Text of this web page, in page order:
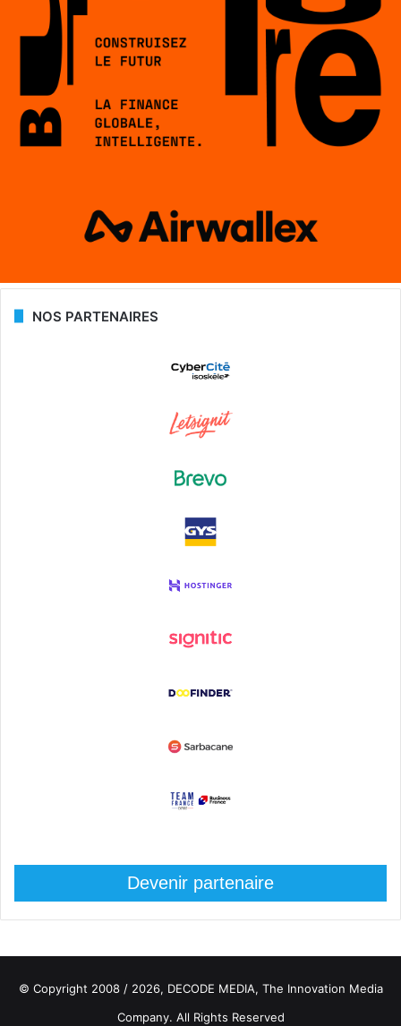
NOS PARTENAIRES
Devenir partenaire
© Copyright 2008 / 2026, DECODE MEDIA, The Innovation Media
Company. All Rights Reserved